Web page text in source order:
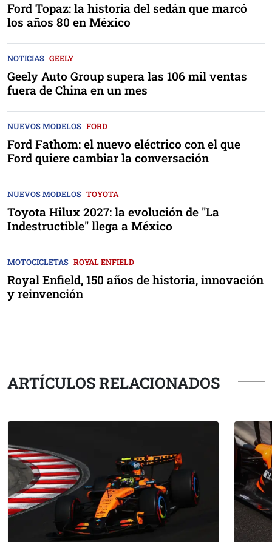
Ford Topaz: la historia del sedán que marcó
los años 80 en México
NOTICIAS GEELY
Geely Auto Group supera las 106 mil ventas
fuera de China en un mes
NUEVOS MODELOS FORD
Ford Fathom: el nuevo eléctrico con el que
Ford quiere cambiar la conversación
NUEVOS MODELOS TOYOTA
Toyota Hilux 2027: la evolución de "La
Indestructible" llega a México
MOTOCICLETAS ROYAL ENFIELD
Royal Enfield, 150 años de historia, innovación
y reinvención
ARTÍCULOS RELACIONADOS